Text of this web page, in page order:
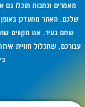
מאמרים וכתבות תוכלו
שלכם. האתר מתעדכן באופן
שחם בעיר. אנו מקווים
עבורכם, שתכלול חוויית